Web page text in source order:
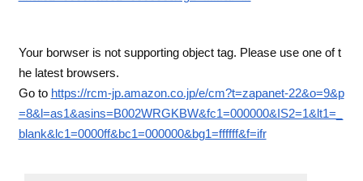
Your borwser is not supporting object tag. Please use one of t
he latest browsers.
Go to https://rcm-jp.amazon.co.jp/e/cm?t=zapanet-22&o=9&p
=8&l=as1&asins=B002WRGKBW&fc1=000000&IS2=1&lt1=_
blank&lc1=0000ff&bc1=000000&bg1=ffffff&f=ifr